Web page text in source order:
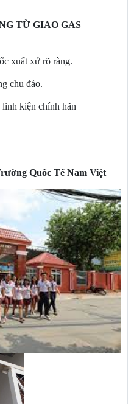
TỪ GIAO GAS
xuất xứ rõ ràng.
chu đáo.
kiện chính hãn
Quốc Tế Nam Việt